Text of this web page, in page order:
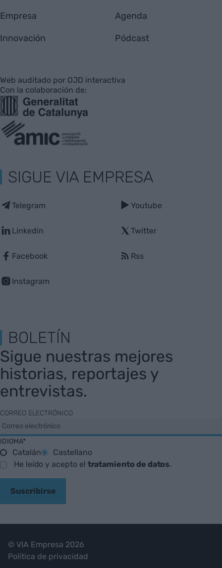
Empresa
Innovación
Agenda
Pódcast
Web auditado por OJD interactiva
Con la colaboración de:
SIGUE VIA EMPRESA
Telegram
Linkedin
Facebook
Instagram
Youtube
Twitter
Rss
BOLETÍN
Sigue nuestras mejores
historias, reportajes y
entrevistas.
CORREO ELECTRÓNICO
IDIOMA*
Catalán
Castellano
He leído y acepto el tratamiento de datos.
Suscribirse
© VIA Empresa 2026
Política de privacidad